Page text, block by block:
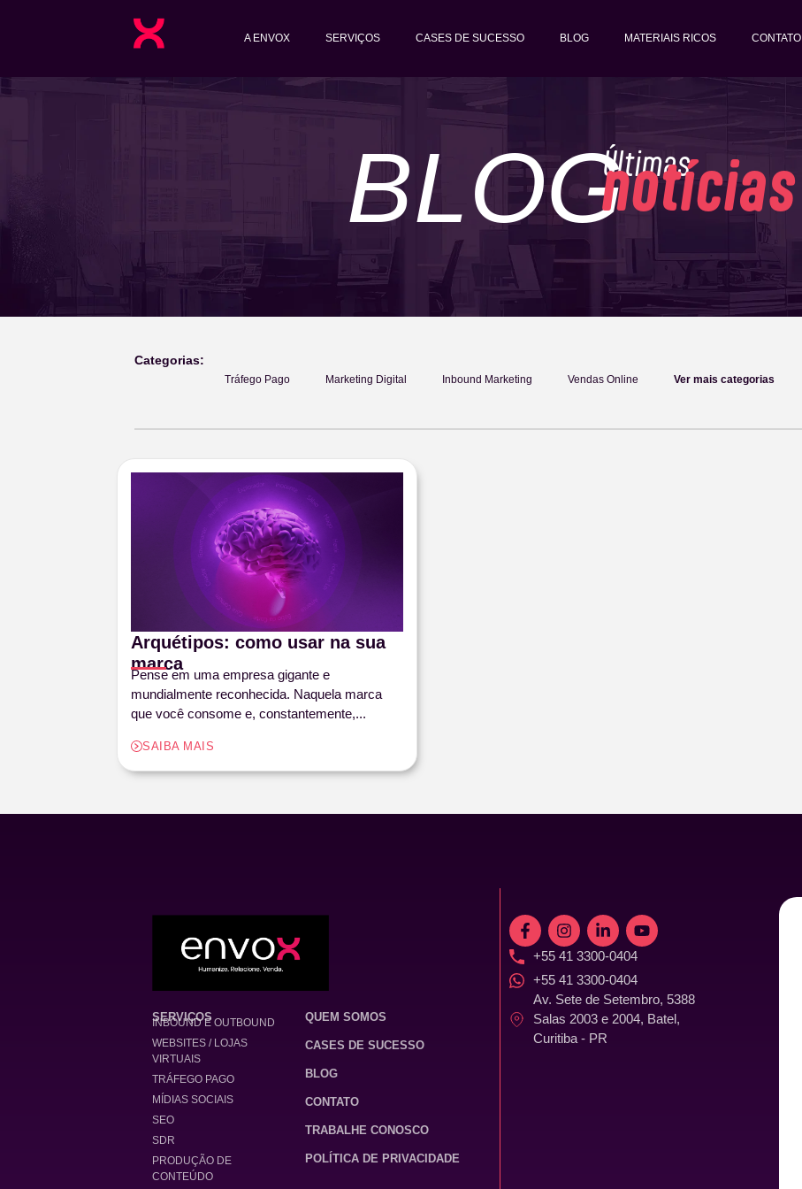
A ENVOX SERVIÇOS CASES DE SUCESSO BLOG MATERIAIS RICOS CONTATO
BLOGÚltimas
notícias
Categorias:
Tráfego Pago Marketing Digital Inbound Marketing Vendas Online Ver mais categorias
Arquétipos: como usar na sua
marca
Pense em uma empresa gigante e
mundialmente reconhecida. Naquela marca
que você consome e, constantemente,...
SAIBA MAIS
SERVIÇOS
INBOUND E OUTBOUND
WEBSITES / LOJAS
VIRTUAIS
TRÁFEGO PAGO
MÍDIAS SOCIAIS
SEO
SDR
PRODUÇÃO DE
CONTEÚDO
QUEM SOMOS
CASES DE SUCESSO
BLOG
CONTATO
TRABALHE CONOSCO
POLÍTICA DE PRIVACIDADE
+55 41 3300-0404
+55 41 3300-0404
Av. Sete de Setembro, 5388
Salas 2003 e 2004, Batel,
Curitiba - PR